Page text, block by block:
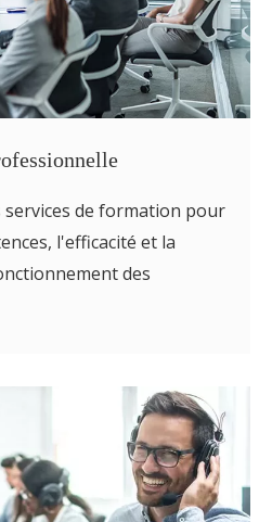
de formation pour
l'efficacité et la
des